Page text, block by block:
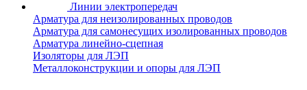
Линии электропередач
Арматура для неизолированных проводов
Арматура для самонесущих изолированных проводов
Арматура линейно-сцепная
Изоляторы для ЛЭП
Металлоконструкции и опоры для ЛЭП